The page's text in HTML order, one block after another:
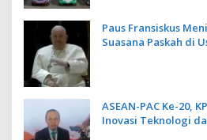
Paus Fransiskus
Suasana Paskah di
ASEAN-PAC Ke-20,
Inovasi Teknologi